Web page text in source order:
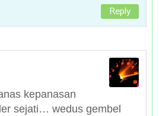
Reply
kepanasan
sejati… wedus gembel